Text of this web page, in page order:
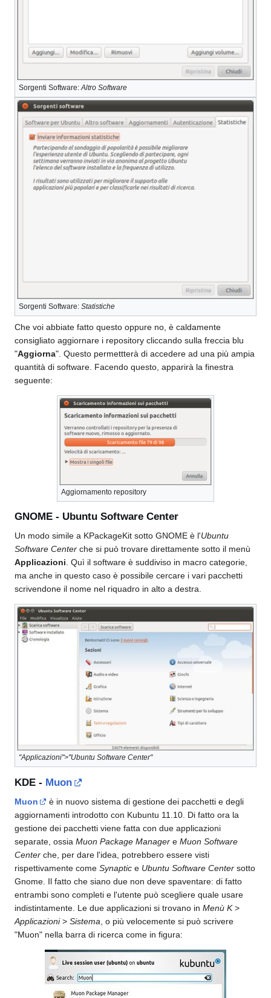
Sorgenti Software: Altro Software
Sorgenti Software: Statistiche
Che voi abbiate fatto questo oppure no, è caldamente
consigliato aggiornare i repository cliccando sulla freccia blu
"Aggiorna". Questo permettterà di accedere ad una più ampia
quantità di software. Facendo questo, apparirà la finestra
seguente:
Aggiornamento repository
GNOME - Ubuntu Software Center
Un modo simile a KPackageKit sotto GNOME è l'Ubuntu
Software Center che si può trovare direttamente sotto il menù
Applicazioni . Quì il software è suddiviso in macro categorie,
ma anche in questo caso è possibile cercare i vari pacchetti
scrivendone il nome nel riquadro in alto a destra.
"Applicazioni">"Ubuntu Software Center"
KDE - Muon
Muon
è in nuovo sistema di gestione dei pacchetti e degli
aggiornamenti introdotto con Kubuntu 11.10. Di fatto ora la
gestione dei pacchetti viene fatta con due applicazioni
separate, ossia Muon Package Manager e Muon Software
Center che, per dare l'idea, potrebbero essere visti
rispettivamente come Synaptic e Ubuntu Software Center sotto
Gnome. Il fatto che siano due non deve spaventare: di fatto
entrambi sono completi e l'utente può scegliere quale usare
indistintamente. Le due applicazioni si trovano in Menù K>
Applicazioni> Sistema , o più velocemente si può scrivere
"Muon" nella barra di ricerca come in figura: